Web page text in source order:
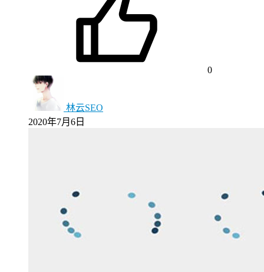
0
林云SEO
2020年7月6日